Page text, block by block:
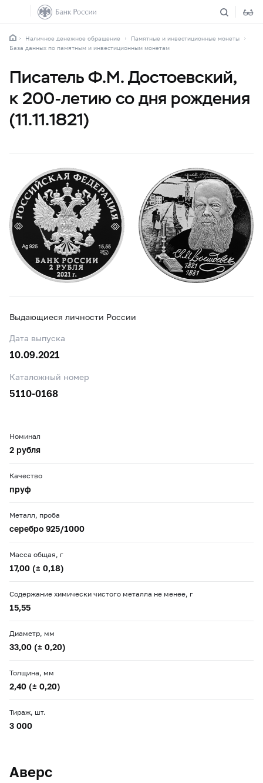
Наличное денежное обращение
Памятные и инвестиционные монеты
База данных по памятным и инвестиционным монетам
Писатель Ф.М. Достоевский,
к 200-летию со дня рождения
(11.11.1821)
Выдающиеся личности России
Дата выпуска
10.09.2021
Каталожный номер
5110-0168
Номинал
2 рубля
Качество
пруф
Металл, проба
серебро 925/1000
Масса общая, г
17,00 (± 0,18)
Содержание химически чистого металла не менее, г
15,55
Диаметр, мм
33,00 (± 0,20)
Толщина, мм
2,40 (± 0,20)
Тираж, шт.
3 000
Аверс